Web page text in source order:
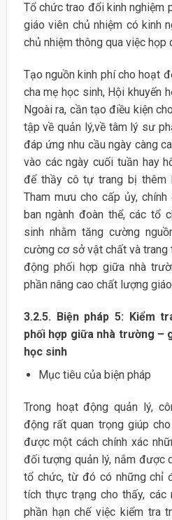
Tổ chức trao đổi kinh nghiệm
giáo viên chủ nhiệm có kinh
chủ nhiệm thông qua việc họp
Tạo nguồn kinh phí cho hoạt
cha mẹ học sinh, Hội khuyến
Ngoài ra, cần tạo điều kiện
tập về quản lý,về tâm lý sư
đáp ứng nhu cầu ngày càng
vào các ngày cuối tuần hay
để thầy cô tự trang bị thêm
Tham mưu cho cấp ủy,
ban ngành đoàn thể, các tổ
sinh nhằm tăng cường
cường cơ sở vật chất và
động phối hợp giữa nhà
phần nâng cao chất lượng
3.2.5. Biện pháp 5: Kiểm
phối hợp giữa nhà trường –
học sinh
Mục tiêu của biện pháp
Trong hoạt động quản lý,
động rất quan trọng giúp
được một cách chính xác
đối tượng quản lý, nắm được
tổ chức, từ đó có những chỉ
tích thực trạng cho thấy, các
phần hạn chế việc kiểm tra